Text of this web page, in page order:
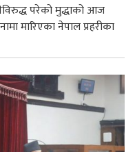
परेको मुद्धाको आज
मारिएका नेपाल प्रहरीका